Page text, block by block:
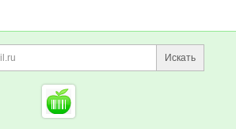
информация
Поиск по сайту и
Искать
Cсылки на полезные
Foodretail.ru